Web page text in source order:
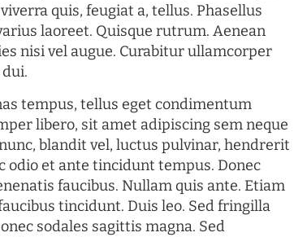
quis, feugiat a, tellus. Phasellus
laoreet. Quisque rutrum. Aenean
nisi vel augue. Curabitur ullamcorper
tempus, tellus eget condimentum
libero, sit amet adipiscing sem neque
blandit vel, luctus pulvinar, hendrerit
odio et ante tincidunt tempus. Donec
faucibus. Nullam quis ante. Etiam
tincidunt. Duis leo. Sed fringilla
sodales sagittis magna. Sed